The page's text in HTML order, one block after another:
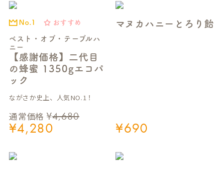
ベスト・オブ・テーブルハ
ニー
【感謝価格】二代目
の蜂蜜 1350gエコパ
ック
No.1 おすすめ
通常価格 ¥4,680
¥4,280
ながさか史上、人気NO.1！
マヌカハニーとろり飴
¥690